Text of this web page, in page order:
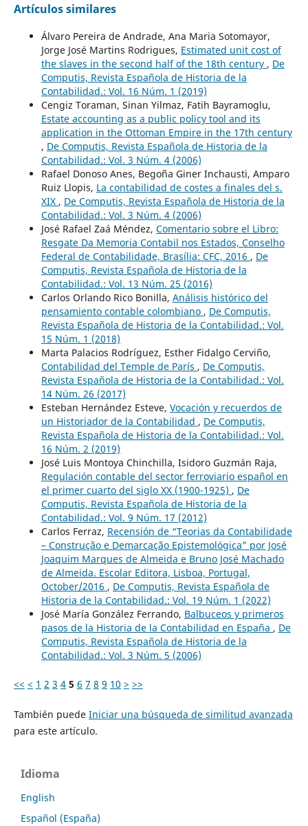
Artículos similares
Álvaro Pereira de Andrade, Ana Maria Sotomayor,
Jorge José Martins Rodrigues, Estimated unit cost of
the slaves in the second half of the 18th century , De
Computis, Revista Española de Historia de la
Contabilidad.: Vol. 16 Núm. 1 (2019)
Cengiz Toraman, Sinan Yilmaz, Fatih Bayramoglu,
Estate accounting as a public policy tool and its
application in the Ottoman Empire in the 17th century
, De Computis, Revista Española de Historia de la
Contabilidad.: Vol. 3 Núm. 4 (2006)
Rafael Donoso Anes, Begoña Giner Inchausti, Amparo
Ruiz Llopis, La contabilidad de costes a finales del s.
XIX , De Computis, Revista Española de Historia de la
Contabilidad.: Vol. 3 Núm. 4 (2006)
José Rafael Zaá Méndez, Comentario sobre el Libro:
Resgate Da Memoria Contabil nos Estados, Conselho
Federal de Contabilidade, Brasília: CFC, 2016 , De
Computis, Revista Española de Historia de la
Contabilidad.: Vol. 13 Núm. 25 (2016)
Carlos Orlando Rico Bonilla, Análisis histórico del
pensamiento contable colombiano , De Computis,
Revista Española de Historia de la Contabilidad.: Vol.
15 Núm. 1 (2018)
Marta Palacios Rodríguez, Esther Fidalgo Cerviño,
Contabilidad del Temple de París , De Computis,
Revista Española de Historia de la Contabilidad.: Vol.
14 Núm. 26 (2017)
Esteban Hernández Esteve, Vocación y recuerdos de
un Historiador de la Contabilidad , De Computis,
Revista Española de Historia de la Contabilidad.: Vol.
16 Núm. 2 (2019)
José Luis Montoya Chinchilla, Isidoro Guzmán Raja,
Regulación contable del sector ferroviario español en
el primer cuarto del siglo XX (1900-1925) , De
Computis, Revista Española de Historia de la
Contabilidad.: Vol. 9 Núm. 17 (2012)
Carlos Ferraz, Recensión de “Teorias da Contabilidade
– Construção e Demarcação Epistemológica” por José
Joaquim Marques de Almeida e Bruno José Machado
de Almeida. Escolar Editora, Lisboa, Portugal,
October/2016 , De Computis, Revista Española de
Historia de la Contabilidad.: Vol. 19 Núm. 1 (2022)
José María González Ferrando, Balbuceos y primeros
pasos de la Historia de la Contabilidad en España , De
Computis, Revista Española de Historia de la
Contabilidad.: Vol. 3 Núm. 5 (2006)
<< < 1 2 3 4 5 6 7 8 9 10 > >>
También puede Iniciar una búsqueda de similitud avanzada
para este artículo.
Idioma
English
Español (España)